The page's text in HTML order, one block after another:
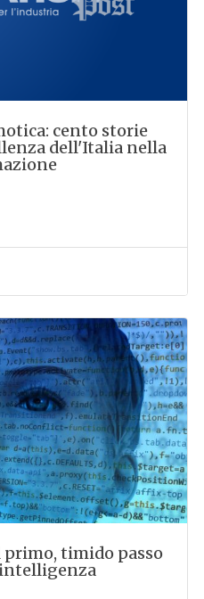
cento storie
dell'Italia nella
primo, timido passo